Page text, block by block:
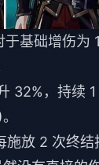
基础增伤为
32%，持续
放 2 次终结